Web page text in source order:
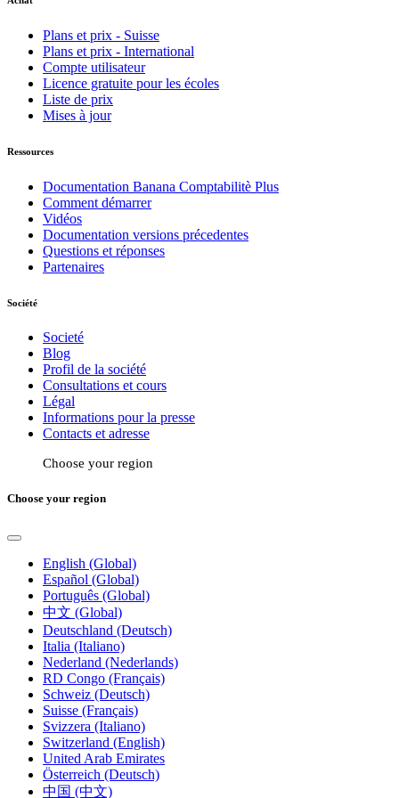
Plans et prix - Suisse
Plans et prix - International
Compte utilisateur
Licence gratuite pour les écoles
Liste de prix
Mises à jour
Ressources
Documentation Banana Comptabilitè Plus
Comment démarrer
Vidéos
Documentation versions précedentes
Questions et réponses
Partenaires
Société
Societé
Blog
Profil de la société
Consultations et cours
Légal
Informations pour la presse
Contacts et adresse
Choose your region
Choose your region
English (Global)
Español (Global)
Português (Global)
中文 (Global)
Deutschland (Deutsch)
Italia (Italiano)
Nederland (Nederlands)
RD Congo (Français)
Schweiz (Deutsch)
Suisse (Français)
Svizzera (Italiano)
Switzerland (English)
United Arab Emirates
Österreich (Deutsch)
中国 (中文)